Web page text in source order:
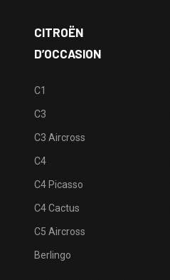
CITROËN
D’OCCASION
C1
C3
C3 Aircross
C4
C4 Picasso
C4 Cactus
C5 Aircross
Berlingo